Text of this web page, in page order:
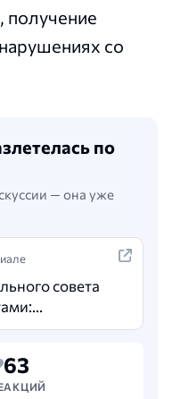
получение
со
по
— она уже
совета
за утечек
63